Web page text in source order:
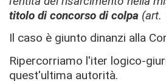
titolo di concorso di colpa (art.
Il caso è giunto dinanzi alla
Ripercorriamo l'iter logico-
quest'ultima autorità.